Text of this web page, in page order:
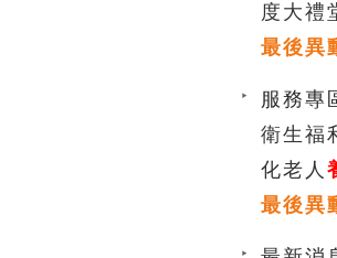
度大禮
最後異
服務專
衛生福
化老人
最後異